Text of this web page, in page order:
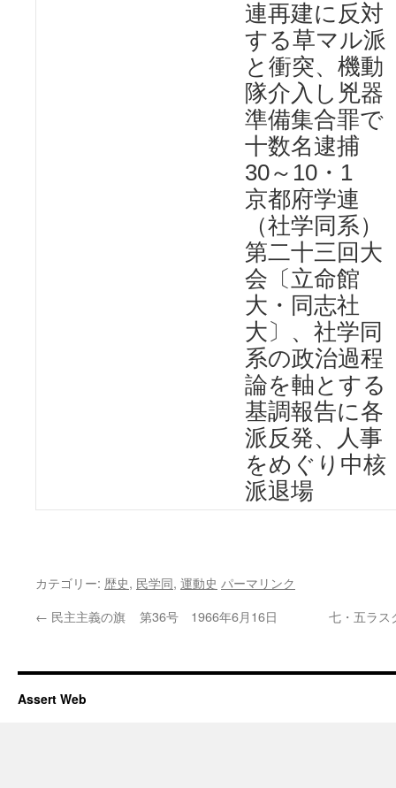
連再建に反対
する草マル派
と衝突、機動
隊介入し兇器
準備集合罪で
十数名逮捕
30～10・1
京都府学連
（社学同系）
第二十三回大
会〔立命館
大・同志社
大〕、社学同
系の政治過程
論を軸とする
基調報告に各
派反発、人事
をめぐり中核
派退場
カテゴリー: 歴史, 民学同, 運動史 パーマリンク
← 民主主義の旗 第36号 1966年6月16日 七・五ラス
Assert Web